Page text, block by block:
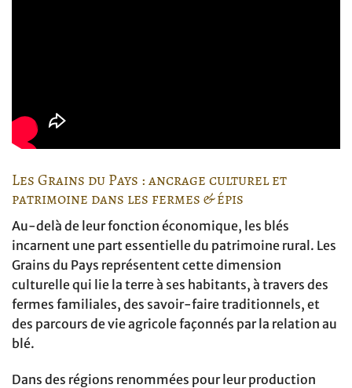
Les Grains du Pays : ancrage culturel et
patrimoine dans les fermes & épis
Au-delà de leur fonction économique, les blés
incarnent une part essentielle du patrimoine rural. Les
Grains du Pays représentent cette dimension
culturelle qui lie la terre à ses habitants, à travers des
fermes familiales, des savoir-faire traditionnels, et
des parcours de vie agricole façonnés par la relation au
blé.
Dans des régions renommées pour leur production